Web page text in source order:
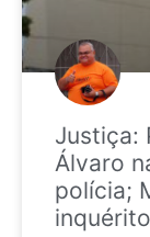
Justiça:
Álvaro
polícia;
inquérito